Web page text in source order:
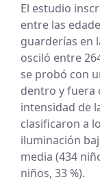
El estudio
entre las
guarderías en
osciló entre
se probó con
dentro y fuera
intensidad de
clasificaron a
iluminación
media (434
niños, 33 %).